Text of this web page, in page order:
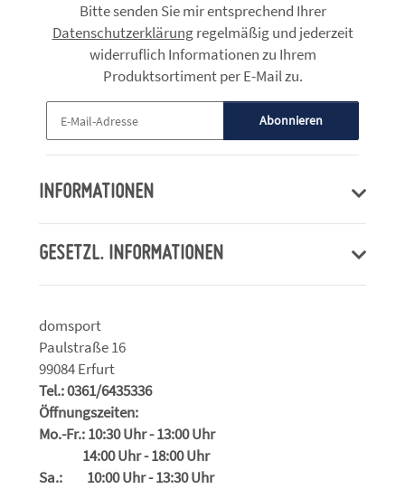
Bitte senden Sie mir entsprechend Ihrer
Datenschutzerklärungregelmäßig und jederzeit
widerruflich Informationen zu Ihrem
Produktsortiment per E-Mail zu.
Abonnieren
INFORMATIONEN
GESETZL. INFORMATIONEN
domsport
Paulstraße 16
99084 Erfurt
Tel.: 0361/6435336
Öffnungszeiten:
Mo.-Fr.: 10:30 Uhr - 13:00 Uhr
14:00 Uhr - 18:00 Uhr
Sa.: 10:00 Uhr - 13:30 Uhr